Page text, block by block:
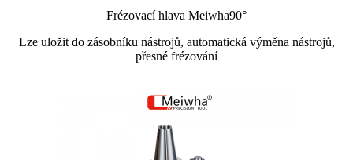
Frézovací hlava Meiwha90°
Lze uložit do zásobníku nástrojů, automatická výměna nástrojů,
přesné frézování